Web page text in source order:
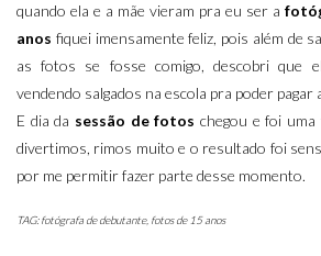
quando ela e a mãe vieram pra eu ser a
anos fiquei imensamente feliz, pois além de
as fotos se fosse comigo, descobri que
vendendo salgados na escola pra poder pagar
E dia da sessão de fotos chegou e foi
divertimos, rimos muito e o resultado foi
por me permitir fazer parte desse momento.
TAG: fotógrafa de debutante, fotos de 15 anos